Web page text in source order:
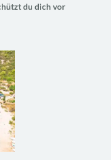
du dich vor